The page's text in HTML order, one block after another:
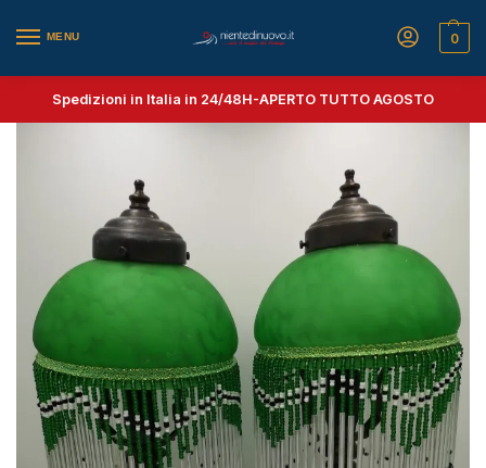
MENU 0
Spedizioni in Italia in 24/48H-APERTO TUTTO AGOSTO